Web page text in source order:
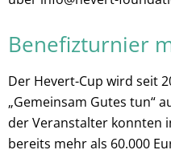
Benefizturnier
Der Hevert-Cup wird seit
„Gemeinsam Gutes tun“
der Veranstalter konnten
bereits mehr als 60.000